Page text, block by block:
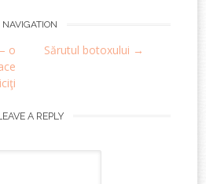
NAVIGATION
o
Sărutul botoxului →
A REPLY